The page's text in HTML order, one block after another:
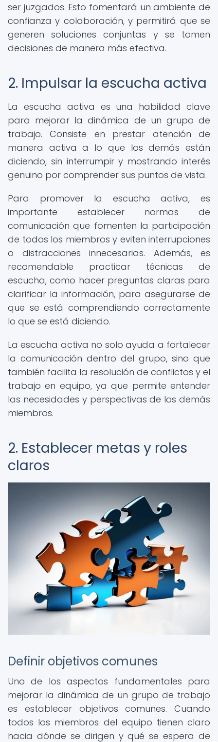
ser juzgados. Esto fomentará un ambiente de
confianza y colaboración, y permitirá que se
generen soluciones conjuntas y se tomen
decisiones de manera más efectiva.
2. Impulsar la escucha activa
La escucha activa es una habilidad clave
para mejorar la dinámica de un grupo de
trabajo. Consiste en prestar atención de
manera activa a lo que los demás están
diciendo, sin interrumpir y mostrando interés
genuino por comprender sus puntos de vista.
Para promover la escucha activa, es
importante establecer normas de
comunicación que fomenten la participación
de todos los miembros y eviten interrupciones
o distracciones innecesarias. Además, es
recomendable practicar técnicas de
escucha, como hacer preguntas claras para
clarificar la información, para asegurarse de
que se está comprendiendo correctamente
lo que se está diciendo.
La escucha activa no solo ayuda a fortalecer
la comunicación dentro del grupo, sino que
también facilita la resolución de conflictos y el
trabajo en equipo, ya que permite entender
las necesidades y perspectivas de los demás
miembros.
2. Establecer metas y roles
claros
Definir objetivos comunes
Uno de los aspectos fundamentales para
mejorar la dinámica de un grupo de trabajo
es establecer objetivos comunes. Cuando
todos los miembros del equipo tienen claro
hacia dónde se dirigen y qué se espera de